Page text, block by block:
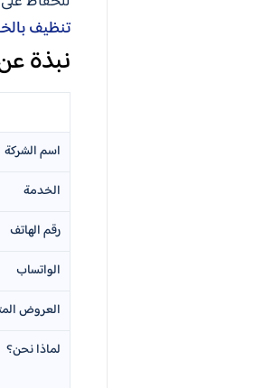
تنظيف
نبذة
اسم الشركة
الخدمة
رقم الهاتف
الواتساب
العروض
لماذا نحن؟